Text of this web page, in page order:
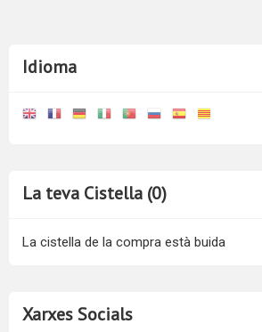
Idioma
La teva Cistella (0)
La cistella de la compra està buida
Xarxes Socials